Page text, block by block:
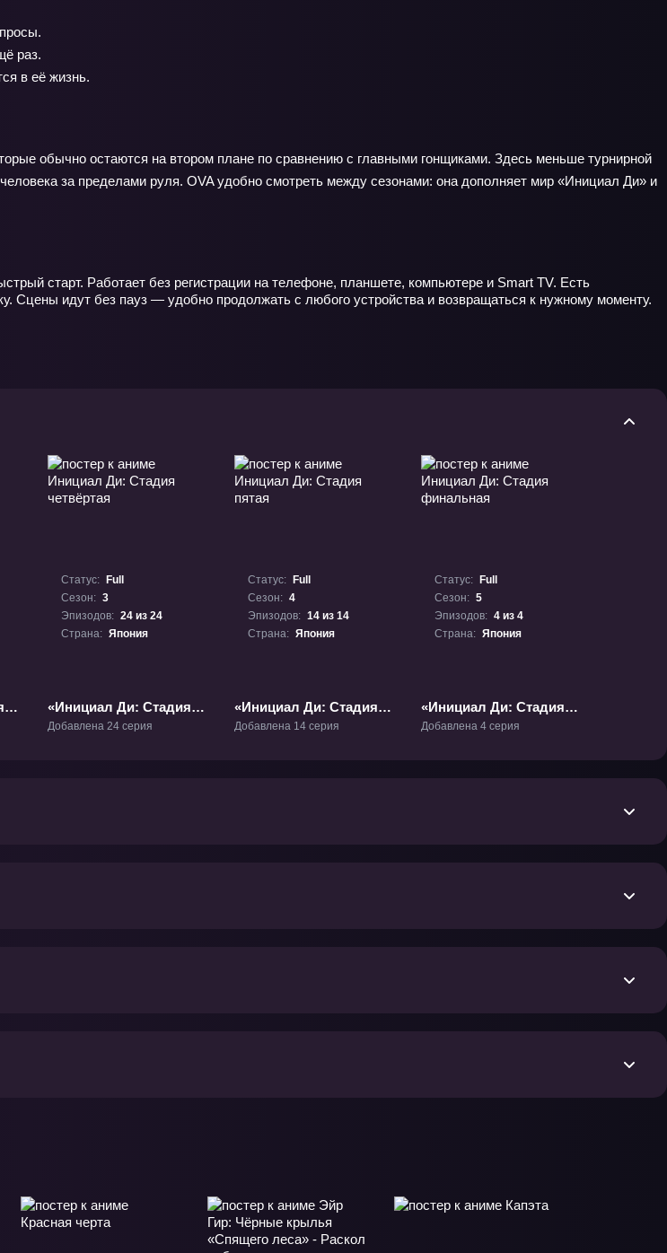
раз.
в её жизнь.
обычно остаются на втором плане по сравнению с главными гонщиками. Здесь меньше турнирной
за пределами руля. OVA удобно смотреть между сезонами: она дополняет мир «Инициал Ди» и
старт. Работает без регистрации на телефоне, планшете, компьютере и Smart TV. Есть
Сцены идут без пауз — удобно продолжать с любого устройства и возвращаться к нужному моменту.
Статус:
Full
Сезон: 3
Эпизодов: 24 из 24
Страна: Япония
«Инициал Ди: Стадия
четвёртая» ТВ-3
Добавлена 24 серия
Статус:
Full
Сезон: 4
Эпизодов: 14 из 14
Страна: Япония
«Инициал Ди: Стадия
пятая» ТВ-4
Добавлена 14 серия
Статус:
Full
Сезон: 5
Эпизодов: 4 из 4
Страна: Япония
«Инициал Ди: Стадия
финальная» ТВ-5
Добавлена 4 серия